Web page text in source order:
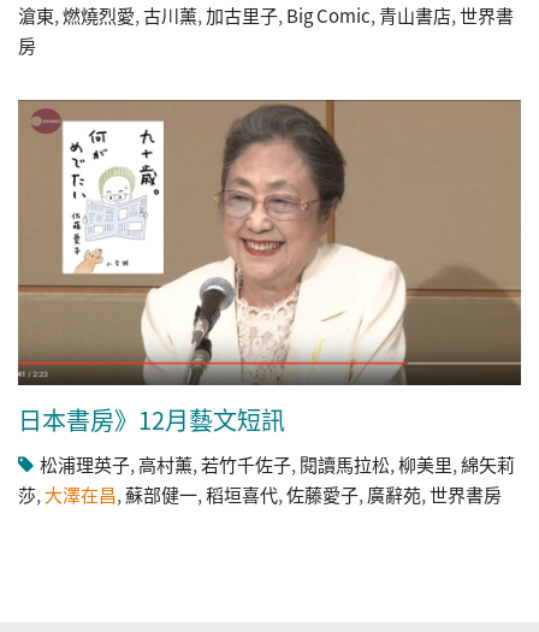
滄東,燃燒烈愛,古川薰,加古里子, Big Comic,青山書店,世界書
房
日本書房》12月藝文短訊
松浦理英子,高村薰,若竹千佐子,閱讀馬拉松,柳美里,綿矢莉
莎,大澤在昌,蘇部健一,稻垣喜代,佐藤愛子,廣辭苑,世界書房